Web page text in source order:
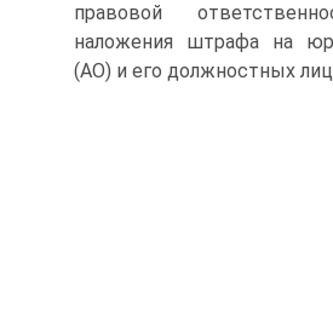
правовой
наложения штрафа на
(АО) и его должностных